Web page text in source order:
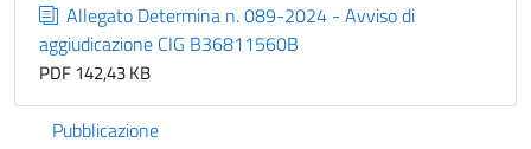
Allegato Determina n. 089-2024 - Avviso di
aggiudicazione CIG B36811560B
PDF 142,43 KB
Pubblicazione